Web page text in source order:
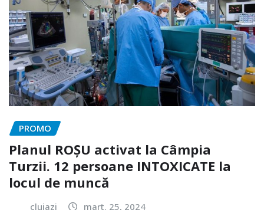
PROMO
Planul ROȘU activat la Câmpia
Turzii. 12 persoane INTOXICATE la
locul de muncă
clujazi mart. 25, 2024